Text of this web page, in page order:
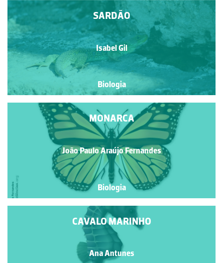
SARDÃO
Isabel Gil
Biologia
MONARCA
João Paulo Araújo Fernandes
Biologia
CAVALO MARINHO
Ana Antunes